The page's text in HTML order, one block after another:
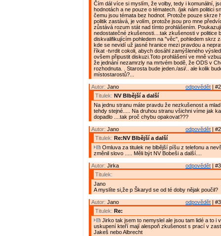
Čím dál více si myslím, že volby, tedy i komunální,
hodnotách a ne pouze o tématech. /jak nám politici
čemu jsou témata bez hodnot. Protože pouze skrze
politik zastává, je volím, protože jsou pro mne
zůstává rozum stát nad tímto prohlášením.
nedostatečné zkušenosti....tak zkušenosti v politice
diskvalifikujícím pohledem na "věc", pohledem skrz
kde se nevidí už jasné hranice mezi pravdou a
říkat -tvrdit cokoli, abych dosáhl zamýšleného
ovšem připustit diskuzi.Toto prohlášení ve mně
že jednání nezamrzly na mrtvém bodě, že ODS v
rozhodnuta. . Starosta bude jeden./asi/.. ale kolik
místostarostů?...
odpovědět |
Autor: Jano
Titulek: NV Blbější a další
Na jednu stranu máte pravdu že nezkušenost a
tehdy stejné..... Na druhou stranu všichni víme jak
dopadlo ....tak proč chybu opakovat???
odpovědět |
Autor: Jano
Titulek: Re:NV Blbější a další
Omluva za titulek ne blbější píšu z telefonu a
změnil slovo ..... Měli být NV Bobeši a další....
odpovědět |
Autor: Jirka
Titulek:
Jano
A myslíte si,že p Škaryd se od té doby nějak poučil?
odpovědět |
Autor: Jano
Titulek: Re:
Jirko tak jsem to nemyslel ale jsou tam lidé a to i
uskupení kteří mají alespoň zkušenost s prací v
Jakeš nebo Albrecht